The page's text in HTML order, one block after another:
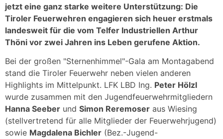
jetzt eine ganz starke weitere Unterstützung: Die
Tiroler Feuerwehren engagieren sich heuer erstmals
landesweit für die vom Telfer Industriellen Arthur
Thöni vor zwei Jahren ins Leben gerufene Aktion.
Bei der großen "Sternenhimmel"-Gala am Montagabend
stand die Tiroler Feuerwehr neben vielen anderen
Highlights im Mittelpunkt. LFK LBD Ing. Peter Hölzl
wurde zusammen mit den Jugendfeuerwehrmitgliedern
Hanna Seeber und Simon Reremoser aus Wiesing
(stellvertretend für alle Mitglieder der Feuerwehrjugend)
sowie Magdalena Bichler (Bez.-Jugend-